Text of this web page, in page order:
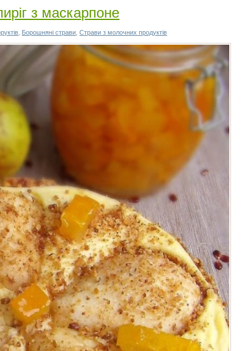
з маскарпоне
Борошняні страви ,Страви з молочних продуктів